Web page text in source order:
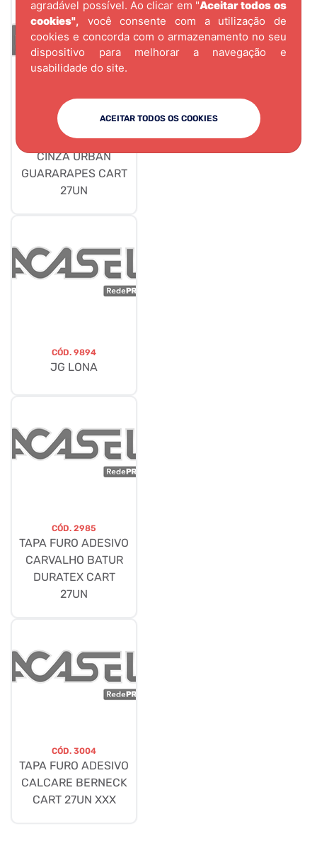
agradável possível. Ao clicar em "Aceitar todos os
cookies", você consente com a utilização de
cookies e concorda com o armazenamento no seu
dispositivo para melhorar a navegação e
usabilidade do site.
ACEITAR TODOS OS COOKIES
CÓD.
TAPA FURO ADESIVO
CINZA URBAN
GUARARAPES CART
27UN
CÓD. 9894
JG LONA
CÓD. 2985
TAPA FURO ADESIVO
CARVALHO BATUR
DURATEX CART
27UN
CÓD. 3004
TAPA FURO ADESIVO
CALCARE BERNECK
CART 27UN XXX